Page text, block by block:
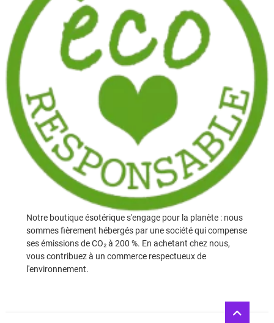
Notre boutique ésotérique s'engage pour la planète : nous
sommes fièrement hébergés par une société qui compense
ses émissions de CO₂ à 200 %. En achetant chez nous,
vous contribuez à un commerce respectueux de
l'environnement.